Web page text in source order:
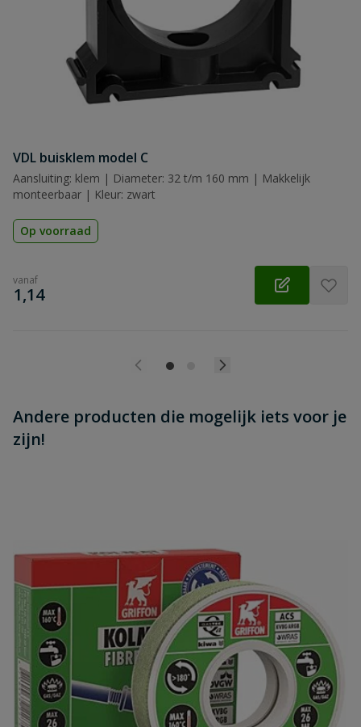
Beoordeling
Beoordeling versturen
VDL buisklem model C
Aansluiting: klem | Diameter: 32 t/m 160 mm | Makkelijk
monteerbaar | Kleur: zwart
Op voorraad
vanaf
€
1,14
Andere producten die mogelijk iets voor je
zijn!